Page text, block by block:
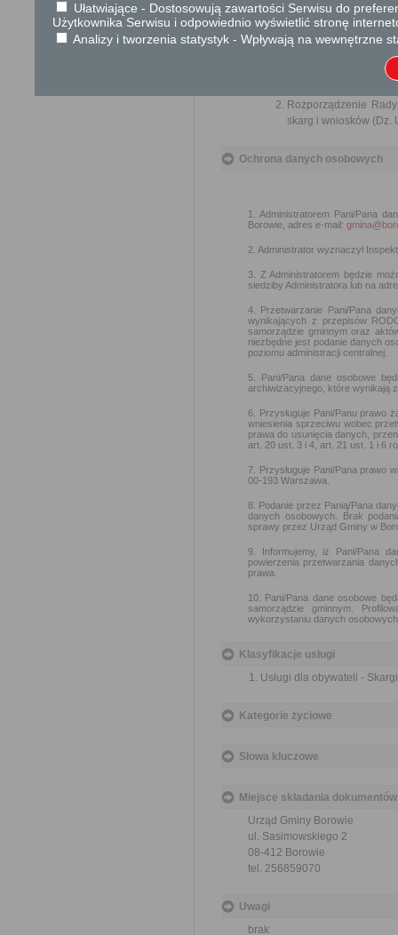
Organy państwowe, organy
rozpatrują oraz załatwiają
Rozporządzenie
skarg i wniosków (Dz.
Ochrona danych osobowych
1. Administratorem Pani/Pana
Borowie, adres e-mail:
2. Administrator wyznaczył
3. Z Administratorem będzie
siedziby Administratora lub na
4. Przetwarzanie Pani/Pana
wynikających z przepisów
samorządzie gminnym oraz
niezbędne jest podanie danych
poziomu administracji centralnej.
5. Pani/Pana dane osobowe
archiwizacyjnego, które wynikają
6. Przysługuje Pani/Panu prawo
wniesienia sprzeciwu wobec
prawa do usunięcia danych,
art. 20 ust. 3 i 4, art. 21 ust. 1 i 6
7. Przysługuje Pani/Pana prawo
00-193 Warszawa.
8. Podanie przez Panią/Pana
danych osobowych. Brak
sprawy przez Urząd Gminy w
9. Informujemy, iż Pani/Pana
powierzenia przetwarzania
prawa.
10. Pani/Pana dane osobowe
samorządzie gminnym.
wykorzystaniu danych
Klasyfikacje usługi
Usługi dla obywateli -
Kategorie życiowe
Słowa kluczowe
Miejsce składania dokumentów
Urząd Gminy Borowie
ul. Sasimowskiego 2
08-412 Borowie
tel. 256859070
Uwagi
brak
Ułatwiające - Dostosowują zawartości Serwisu do
Użytkownika Serwisu i odpowiednio wyświetlić stronę
Analizy i tworzenia statystyk - Wpływają na wewnętrzne